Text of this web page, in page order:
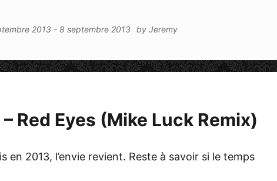
2013 - 8 septembre 2013 by Jeremy
Red Eyes (Mike Luck Remix)
en 2013, l’envie revient. Reste à savoir si le temps